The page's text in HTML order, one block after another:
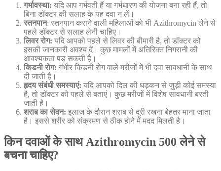
गर्भावस्था: यदि आप गर्भवती हैं या गर्भधारण की योजना बना रही हैं, तो
बिना डॉक्टर की सलाह के यह दवा न लें।
स्तनपान: स्तनपान कराने वाली महिलाओं को भी Azithromycin लेने से
पहले डॉक्टर से सलाह लेनी चाहिए।
लिवर रोग: यदि आपको पहले से लिवर की बीमारी है, तो डॉक्टर को
इसकी जानकारी अवश्य दें। कुछ मामलों में अतिरिक्त निगरानी की
आवश्यकता पड़ सकती है।
किडनी रोग: गंभीर किडनी रोग वाले मरीजों में भी दवा सावधानी के साथ
दी जाती है।
हृदय संबंधी समस्याएं: यदि आपको दिल की धड़कन से जुड़ी कोई समस्या
है, तो डॉक्टर को पहले से बताएं। कुछ मरीजों में विशेष सावधानी बरती
जाती है।
शराब का सेवन: इलाज के दौरान शराब से दूरी रखना बेहतर माना जाता
है। इससे शरीर को संक्रमण से ठीक होने में मदद मिलती है।
किन दवाओं के साथ Azithromycin 500 लेने से
बचना चाहिए?